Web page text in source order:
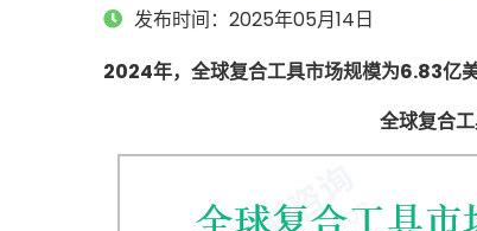
发布时间：2025年05月14日
2024年，全球复合工具市场规模为6.83亿
全球复合